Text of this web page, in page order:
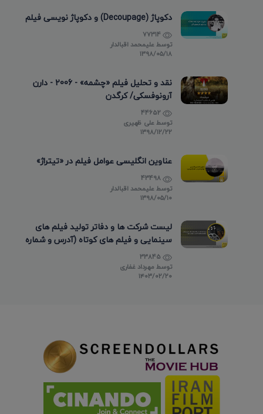
دکوپاژ (Decoupage) و دکوپاژ نویسی فیلم
توسطعلیمحمد اقبالدار
۱۳۹۸/۰۵/۱۸
نقد و تحلیل فیلم «چشمه» - 2006 - دارن
آرونوفسکی/ کرگدن
توسطعلی ظهیری
۱۳۹۸/۱۲/۲۲
عناوین انگلیسی عوامل فیلم در «تیتراژ»
توسطعلیمحمد اقبالدار
۱۳۹۸/۰۵/۱۰
لیست شرکت ها و دفاتر تولید فیلم های
سینمایی و فیلم های کوتاه (آدرس و شماره
تماس)
توسط مهرداد غفاری
۱۴۰۳/۰۲/۲۰